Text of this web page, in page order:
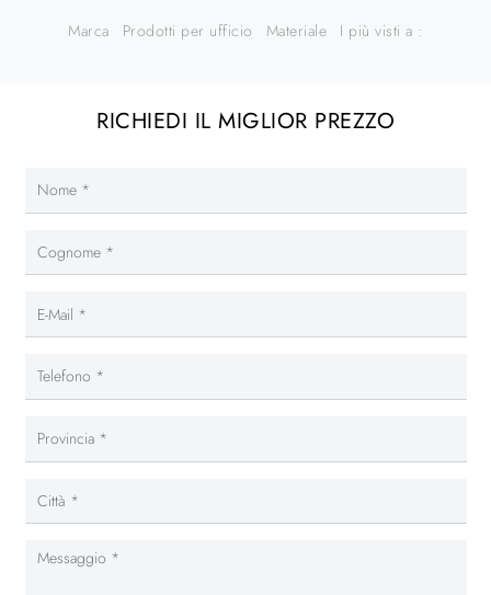
Marca Prodotti per ufficio Materiale I più visti a :
RICHIEDI IL MIGLIOR PREZZO